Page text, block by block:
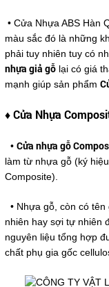
• Cửa Nhựa ABS Hàn
màu sắc đó là những
phải tuy nhiên tuy có
nhựa giả gỗlại có giá
mạnh giúp sản phẩm
♦ Cửa Nhựa
• Cửa nhựa gỗ
làm từ nhựa gỗ (ký
Composite).
• Nhựa gỗ, còn có
nhiên hay sợi tự nhiên
nguyên liệu tổng hợp
chất phụ gia gốc